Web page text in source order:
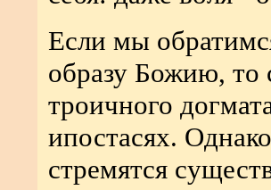
Если мы
образу Божию, то
троичного
ипостасях.
стремятся